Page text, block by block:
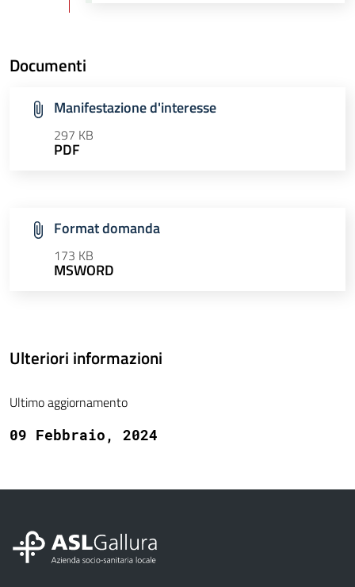
Documenti
Manifestazione d'interesse
297 KB
PDF
Format domanda
173 KB
MSWORD
Ulteriori informazioni
Ultimo aggiornamento
09 Febbraio, 2024